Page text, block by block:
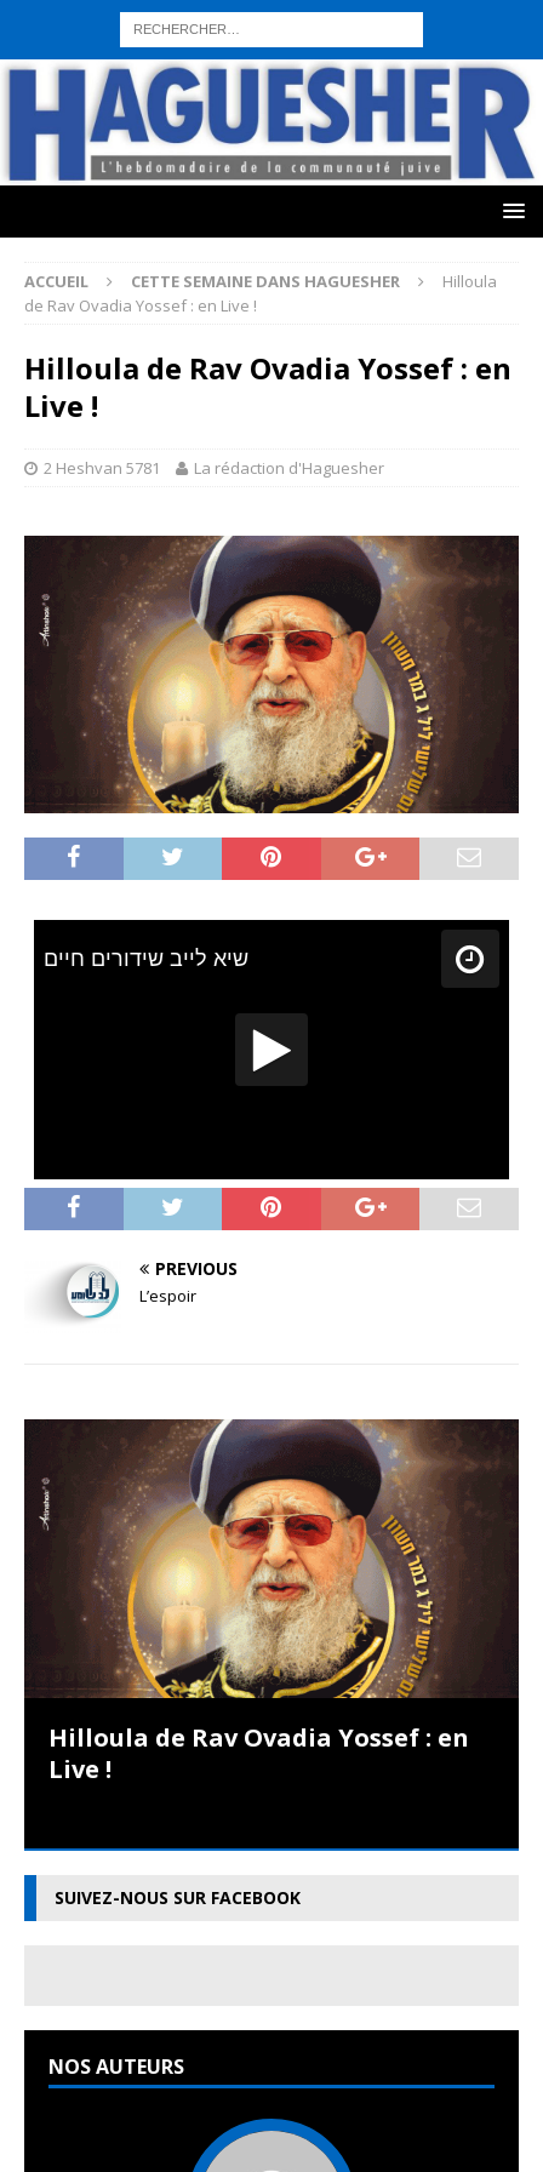
sohbet hattı numarası seks hattı numara istanbul escort bayanlar
sohbet hattı numaralar seks hattı numaralar"
numaraları sohbet hattı sex hattı telefonda seks numara sıcak sex
sohbet hattı canlı sohbet hatları sohbet numaraları
ucuz
sex sohbet hattı numaraları
yeni casino siteleri
ACCUEIL CETTE SEMAINE DANS HAGUESHER
Hilloula
de Rav Ovadia Yossef : en Live !
Hilloula de Rav Ovadia Yossef : en
Live !
2 Heshvan 5781 La rédaction d'Haguesher
PREVIOUS
L’espoir
Hilloula de Rav Ovadia Yossef : en
Live !
SUIVEZ-NOUS SUR FACEBOOK
NOS AUTEURS